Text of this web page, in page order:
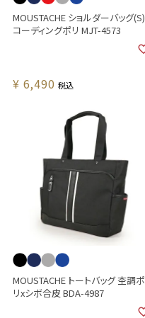
MOUSTACHE ショルダーバッグ(S)
コーディングポリ MJT-4573
¥ 6,490 税込
MOUSTACHE トートバッグ 杢調ポ
リxシボ合皮 BDA-4987